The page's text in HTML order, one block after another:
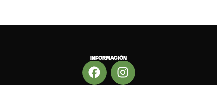
INFORMACIÓN